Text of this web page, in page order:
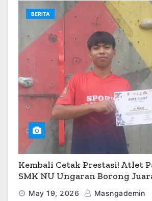
BERITA
Kembali Cetak Prestasi! Atlet
SMK NU Ungaran Borong
May 19, 2026 Masngademin